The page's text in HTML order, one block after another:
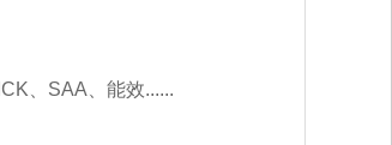
、SAA、能效......